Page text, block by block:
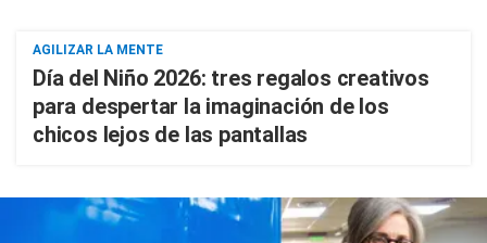
AGILIZAR LA MENTE
Día del Niño 2026: tres regalos creativos
para despertar la imaginación de los
chicos lejos de las pantallas